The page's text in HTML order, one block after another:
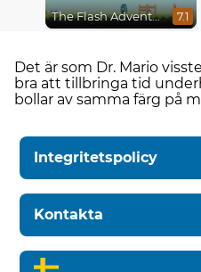
The Flash Adventures 7.1
Det är som Dr. Mario
bra att tillbringa tid
bollar av samma färg på
Integritetspolicy
Kontakta